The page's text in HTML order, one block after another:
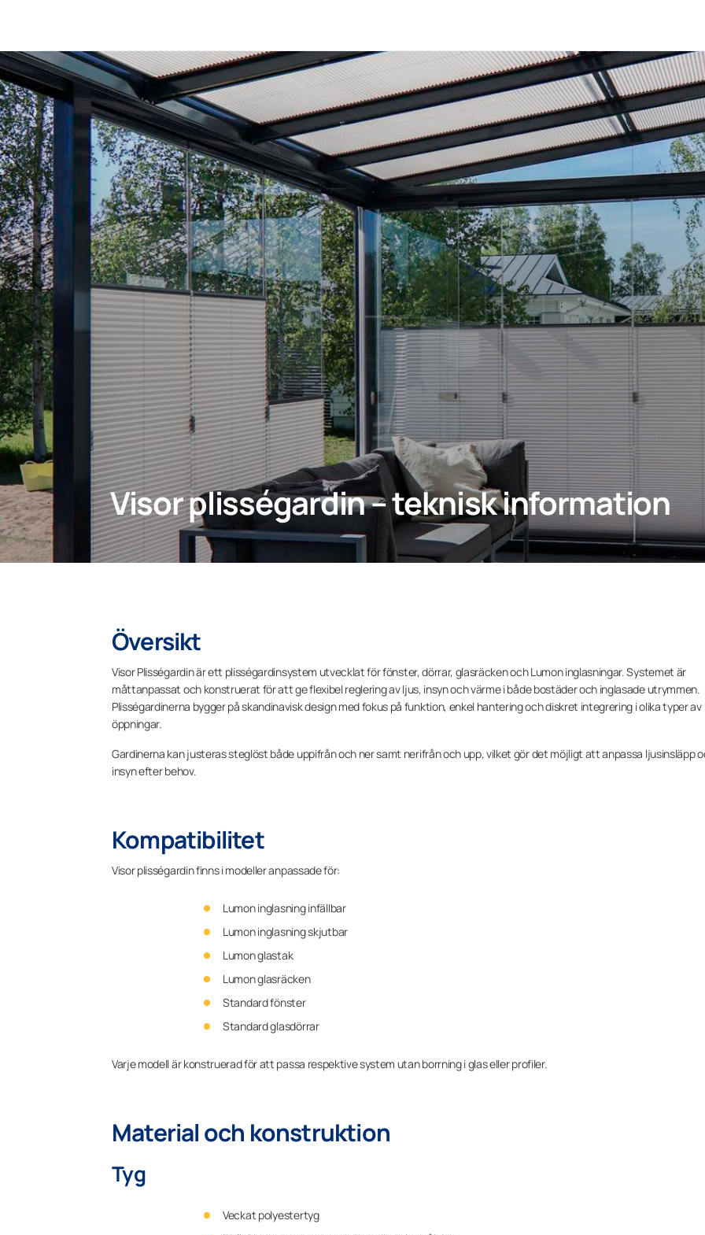
Visor plisségardin – teknisk information
Översikt
Visor Plisségardin är ett plisségardinsystem utvecklat för fönster, dörrar, glasräcken och Lumon inglasningar. Systemet är
måttanpassat och konstruerat för att ge flexibel reglering av ljus, insyn och värme i både bostäder och inglasade utrymmen.
Plisségardinerna bygger på skandinavisk design med fokus på funktion, enkel hantering och diskret integrering i olika typer av
öppningar.
Gardinerna kan justeras steglöst både uppifrån och ner samt nerifrån och upp, vilket gör det möjligt att anpassa ljusinsläpp
insyn efter behov.
Kompatibilitet
Visor plisségardin finns i modeller anpassade för:
Lumon inglasning infällbar
Lumon inglasning skjutbar
Lumon glastak
Lumon glasräcken
Standard fönster
Standard glasdörrar
Varje modell är konstruerad för att passa respektive system utan borrning i glas eller profiler.
Material och konstruktion
Tyg
Veckat polyestertyg